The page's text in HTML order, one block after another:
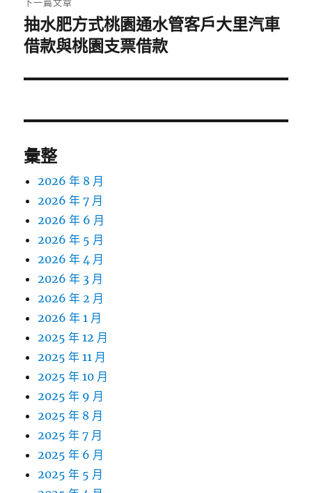
下
一
文
抽水肥方式桃園通水管客戶大里汽車
借款與桃園支票借款
彙整
2026 年 8 月
2026 年 7 月
2026 年 6 月
2026 年 5 月
2026 年 4 月
2026 年 3 月
2026 年 2 月
2026 年 1 月
2025 年 12 月
2025 年 11 月
2025 年 10 月
2025 年 9 月
2025 年 8 月
2025 年 7 月
2025 年 6 月
2025 年 5 月